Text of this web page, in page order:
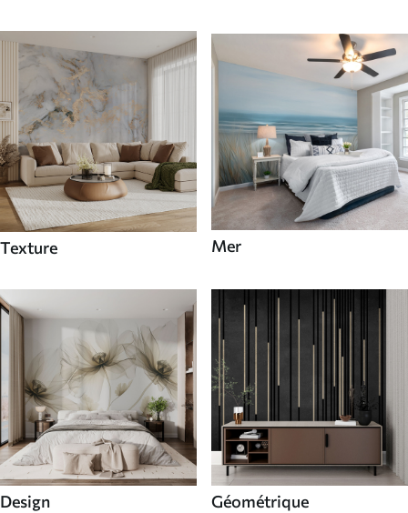
Texture Mer
Design Géométrique